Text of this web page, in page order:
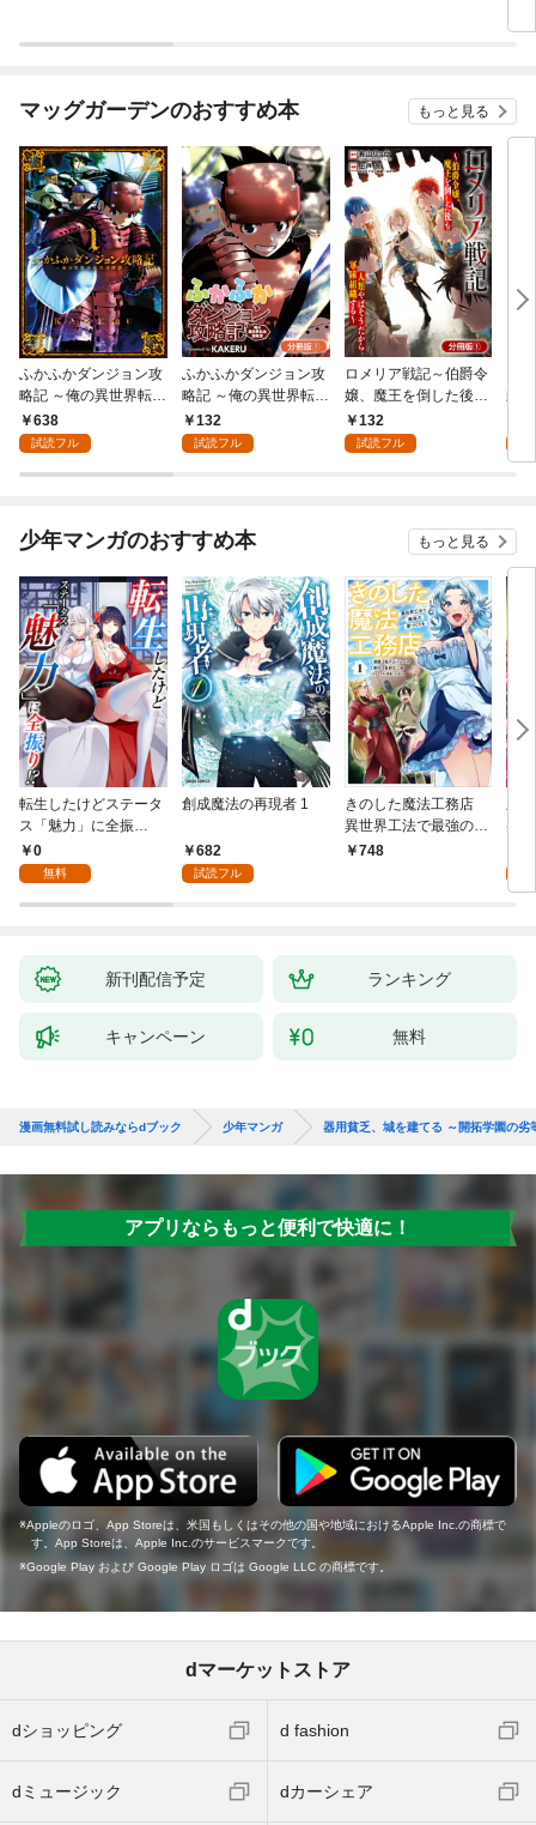
版】 1巻
適
マッグガーデンのおすすめ本 もっと見る
ふかふかダンジョン攻
略記 ～俺の異世界転生
冒険譚～ 1巻
638
試読フル
ふかふかダンジョン攻
略記 ～俺の異世界転生
冒険譚～【分冊版】 1
巻
132
試読フル
ロメリア戦記～伯爵令
嬢、魔王を倒した後も
人類やばそうだから軍
隊組織する～【分冊
132
試読フル
封
少年マンガのおすすめ本 もっと見る
転生したけどステータ
ス「魅力」に全振
り！？(1)
0
無料
創成魔法の再現者 1
682
試読フル
きのした魔法工務店
異世界工法で最強の家
づくりを（コミック）
748
兆
る
新刊配信予定 ランキング
キャンペーン 無料
漫画無料試し読みならdブック 少年マンガ 器用貧乏、城を建てる ～開拓学園の
アプリならもっと便利で快適に！
Appleのロゴ、App Storeは、米国もしくはその他の国や地域におけるApple Inc.の商標で
す。App Storeは、Apple Inc.のサービスマークです。
Google Play および Google Play ロゴは Google LLC の商標です。
dマーケットストア
dショッピング d fashion
dミュージック dカーシェア